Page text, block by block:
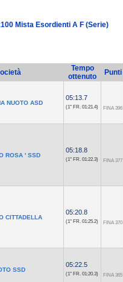
Mista Esordienti A F (Serie)
Tempo
ottenuto
Punti
NUOTO ASD
05:13.7
(1° FR. 01:21.4) FINA 396
ROSA ' SSD
05:18.8
(1° FR. 01:22.3) FINA 377
CITTADELLA
05:20.8
(1° FR. 01:25.2) FINA 370
SSD
05:22.5
(1° FR. 01:20.3) FINA 365